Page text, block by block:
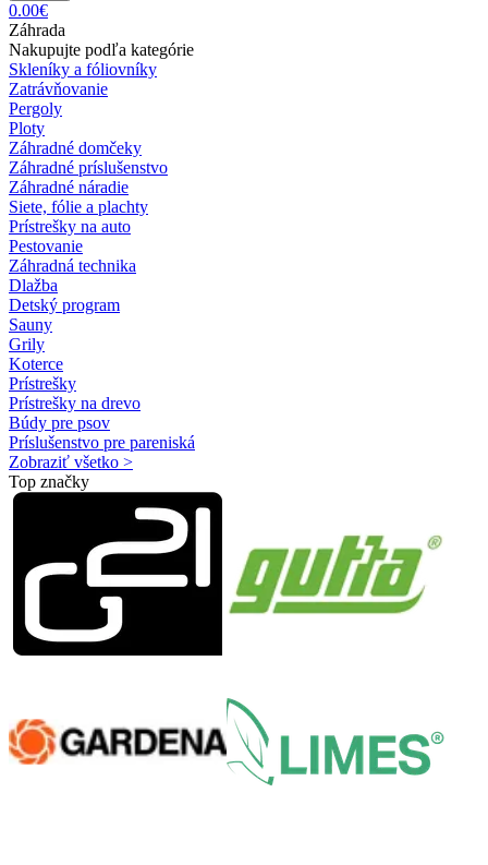
0.00€
Záhrada
Nakupujte podľa kategórie
Skleníky a fóliovníky
Zatrávňovanie
Pergoly
Ploty
Záhradné domčeky
Záhradné príslušenstvo
Záhradné náradie
Siete, fólie a plachty
Prístrešky na auto
Pestovanie
Záhradná technika
Dlažba
Detský program
Sauny
Grily
Koterce
Prístrešky
Prístrešky na drevo
Búdy pre psov
Príslušenstvo pre pareniská
Zobraziť všetko >
Top značky